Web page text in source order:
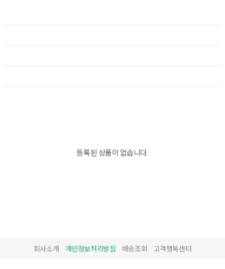
등록된 상품이 없습니다.
회사소개 개인정보처리방침 배송조회 고객행복센터